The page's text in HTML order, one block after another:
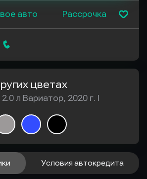
авто Рассрочка
цветах
л Вариатор, 2020 г. I
Условия автокредита